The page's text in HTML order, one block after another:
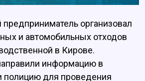
организовал
и автомобильных отходов
в Кирове.
информацию в
полицию для проведения